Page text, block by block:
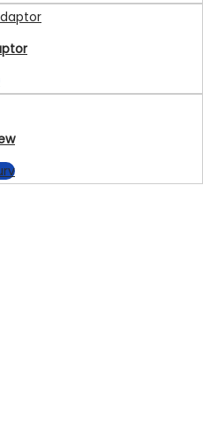
kr.
på